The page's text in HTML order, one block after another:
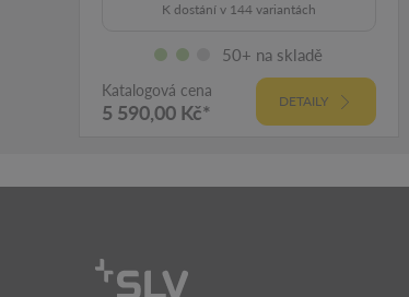
K dostání v 144 variantách
50+ na skladě
Katalogová cena
5 590,00 Kč* DETAILY